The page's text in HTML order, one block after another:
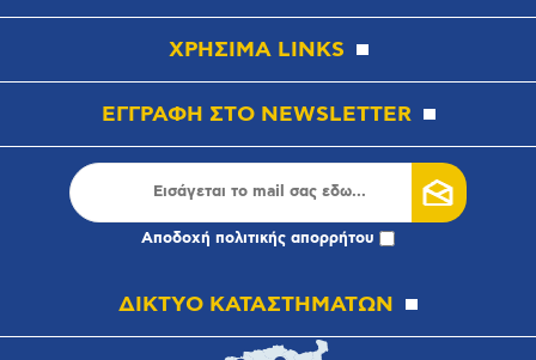
ΧΡΗΣΙΜΑ LINKS
ΕΓΓΡΑΦΗ ΣΤΟ NEWSLETTER
Αποδοχή πολιτικής απορρήτου
ΔΙΚΤΥΟ ΚΑΤΑΣΤΗΜΑΤΩΝ